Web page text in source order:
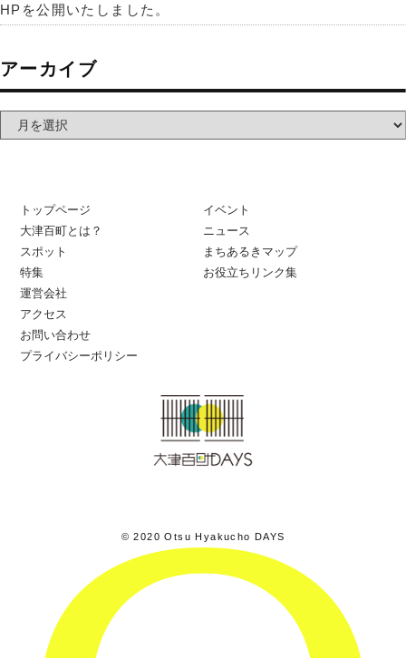
HPを公開いたしました。
アーカイブ
トップページ
大津百町とは？
スポット
特集
イベント
ニュース
まちあるきマップ
お役立ちリンク集
運営会社
アクセス
お問い合わせ
プライバシーポリシー
© 2020 Otsu Hyakucho DAYS